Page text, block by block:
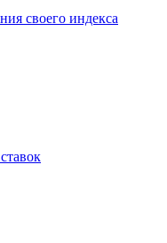
банков
своего индекса